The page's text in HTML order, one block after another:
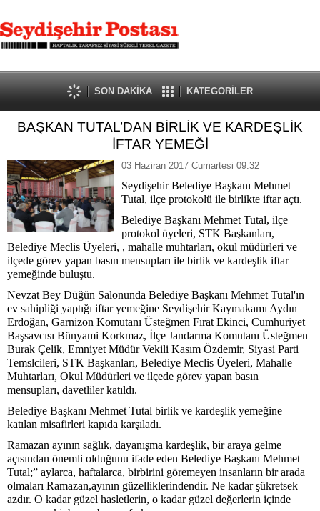
SON DAKİKA KATEGORİLER
BAŞKAN TUTAL’DAN BİRLİK VE KARDEŞLİK
İFTAR YEMEĞİ
03 Haziran 2017 Cumartesi 09:32
Seydişehir Belediye Başkanı Mehmet
Tutal, ilçe protokolü ile birlikte iftar açtı.
Belediye Başkanı Mehmet Tutal, ilçe
protokol üyeleri, STK Başkanları,
Belediye Meclis Üyeleri, , mahalle muhtarları, okul müdürleri ve
ilçede görev yapan basın mensupları ile birlik ve kardeşlik iftar
yemeğinde buluştu.
Nevzat Bey Düğün Salonunda Belediye Başkanı Mehmet Tutal'ın
ev sahipliği yaptığı iftar yemeğine Seydişehir Kaymakamı Aydın
Erdoğan, Garnizon Komutanı Üsteğmen Fırat Ekinci, Cumhuriyet
Başsavcısı Bünyami Korkmaz, İlçe Jandarma Komutanı Üsteğmen
Burak Çelik, Emniyet Müdür Vekili Kasım Özdemir, Siyasi Parti
Temslcileri, STK Başkanları, Belediye Meclis Üyeleri, Mahalle
Muhtarları, Okul Müdürleri ve ilçede görev yapan basın
mensupları, davetliler katıldı.
Belediye Başkanı Mehmet Tutal birlik ve kardeşlik yemeğine
katılan misafirleri kapıda karşıladı.
Ramazan ayının sağlık, dayanışma kardeşlik, bir araya gelme
açısından önemli olduğunu ifade eden Belediye Başkanı Mehmet
Tutal;” aylarca, haftalarca, birbirini göremeyen insanların bir arada
olmaları Ramazan,ayının güzelliklerindendir. Ne kadar şükretsek
azdır. O kadar güzel hasletlerin, o kadar güzel değerlerin içinde